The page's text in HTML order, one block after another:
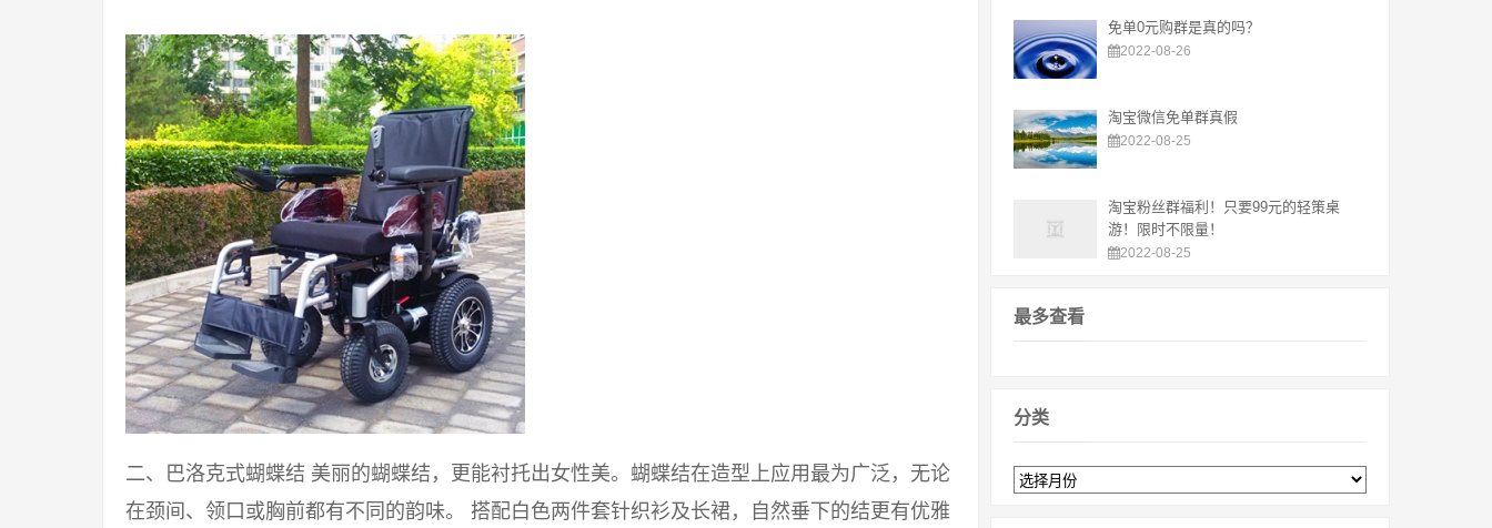
二、巴洛克式蝴蝶结 美丽的蝴蝶结，更能衬托出女性美。蝴蝶结在造型上应用最为广泛，无论
在颈间、领口或胸前都有不同的韵味。 搭配白色两件套针织衫及长裙，自然垂下的结更有优雅
免单0元购群是真的吗？
2022-08-26
淘宝微信免单群真假
2022-08-25
淘宝粉丝群福利！只要99元的轻策桌
游！限时不限量！
2022-08-25
最多查看
分类